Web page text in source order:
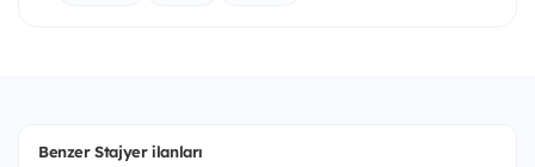
Benzer Stajyer ilanları